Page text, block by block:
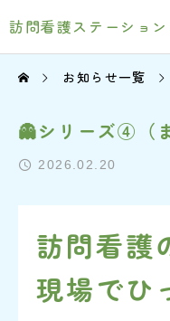
訪問看護ステーショ
お知らせ一覧
👻シリーズ④（
2026.02.20
訪問看護
現場でひ